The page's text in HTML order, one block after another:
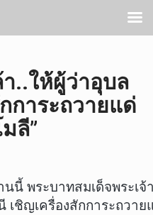
..ให้ผู้ว่าอุบล
การะถวายแด่
ลี”
พระบาทสมเด็จพระเ
เชิญเครื่องสักการะถว